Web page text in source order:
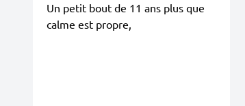
Un petit bout de 11 ans plus que
calme est propre,